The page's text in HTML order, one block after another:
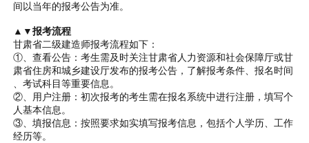
间以当年的报考公告为准。
▲▼报考流程
甘肃省二级建造师报考流程如下：
①、查看公告：考生需及时关注甘肃省人力资源和社会保障厅或甘
肃省住房和城乡建设厅发布的报考公告，了解报考条件、报名时间
、考试科目等重要信息。
②、用户注册：初次报考的考生需在报名系统中进行注册，填写个
人基本信息。
③、填报信息：按照要求如实填写报考信息，包括个人学历、工作
经历等。